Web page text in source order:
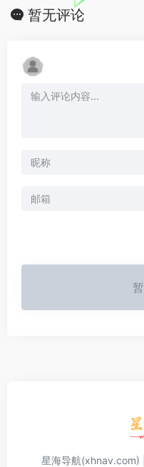
暂无评论
星海导航(xhnav.com)